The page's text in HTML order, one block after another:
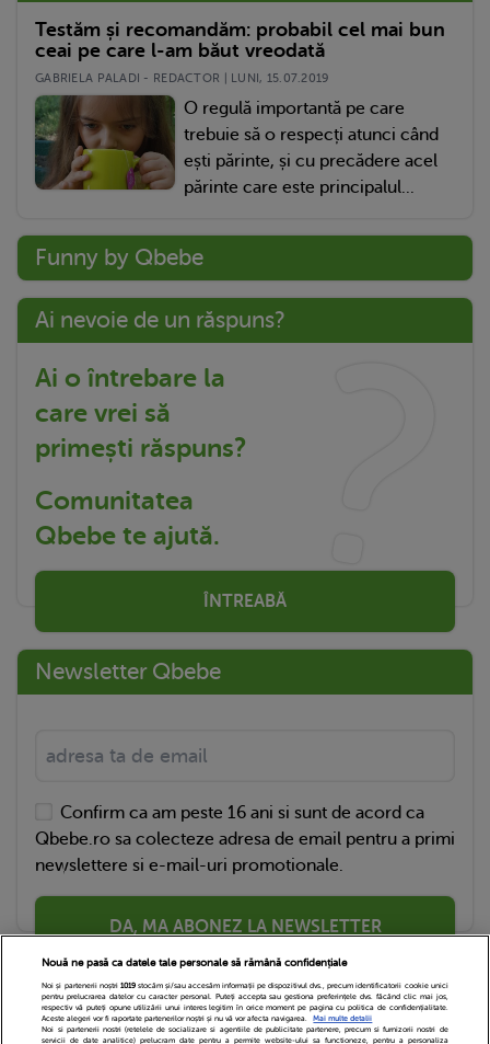
Testăm și recomandăm: probabil cel mai bun
ceai pe care l-am băut vreodată
GABRIELA PALADI - REDACTOR | LUNI, 15.07.2019
O regulă importantă pe care
trebuie să o respecți atunci când
ești părinte, și cu precădere acel
părinte care este principalul...
Funny by Qbebe
Ai nevoie de un răspuns?
Ai o întrebare la
care vrei să
primești răspuns?
Comunitatea
Qbebe te ajută.
ÎNTREABĂ
Newsletter Qbebe
Confirm ca am peste 16 ani si sunt de acord ca
Qbebe.ro sa colecteze adresa de email pentru a primi
newslettere si e-mail-uri promotionale.
DA, MA ABONEZ LA NEWSLETTER
Nouă ne pasă ca datele tale personale să rămână confidențiale
Noi și partenerii noștri 1019stocăm și/sau accesăm informații pe dispozitivul dvs., precum identificatorii cookie unici
pentru prelucrarea datelor cu caracter personal. Puteți accepta sau gestiona preferințele dvs. făcând clic mai jos,
respectiv vă puteți opune utilizării unui interes legitim în orice moment pe pagina cu politica de confidențialitate.
Aceste alegeri vor fi raportate partenerilor noștri și nu vă vor afecta navigarea.
Mai multe detalii
Noi si partenerii nostri (retelele de socializare si agentiile de publicitate partenere, precum si furnizorii nostri de
servicii de date analitice) prelucram date pentru a permite website-ului sa functioneze, pentru a personaliza